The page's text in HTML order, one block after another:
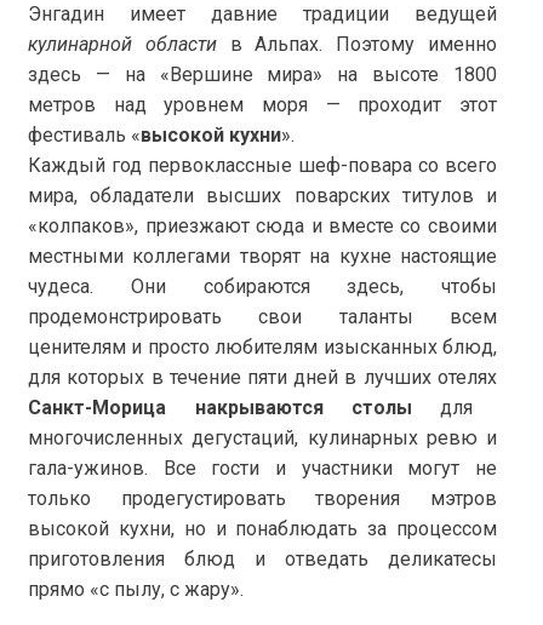
Энгадин имеет давние традиции ведущей
кулинарной областив Альпах. Поэтому именно
здесь — на «Вершине мира» на высоте 1800
метров над уровнем моря — проходит этот
фестиваль «высокой кухни».
Каждый год первоклассные шеф-повара со всего
мира, обладатели высших поварских титулов и
«колпаков», приезжают сюда и вместе со своими
местными коллегами творят на кухне настоящие
чудеса. Они собираются здесь, чтобы
продемонстрировать свои таланты всем
ценителям и просто любителям изысканных блюд,
для которых в течение пяти дней в лучших отелях
Санкт-Морица накрываются столы для
многочисленных дегустаций, кулинарных ревю и
гала-ужинов. Все гости и участники могут не
только продегустировать творения мэтров
высокой кухни, но и понаблюдать за процессом
приготовления блюд и отведать деликатесы
прямо «с пылу, с жару».